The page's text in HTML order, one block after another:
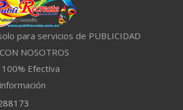
para servicios de PUBLICIDAD
NOSOTROS
Efectiva